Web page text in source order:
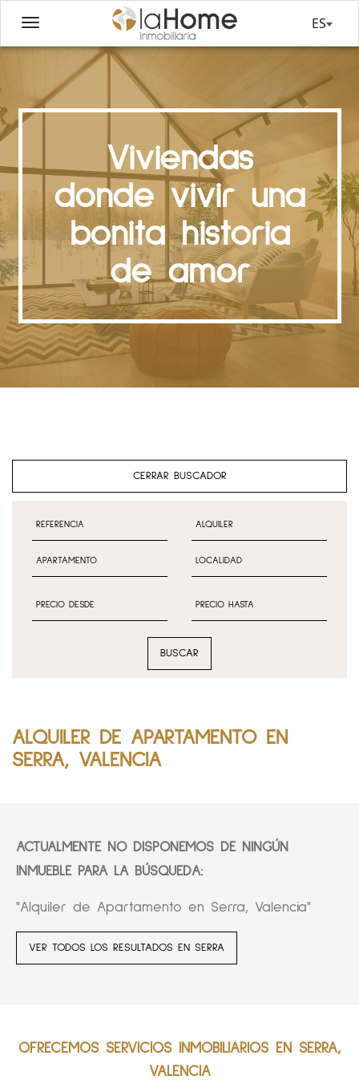
ES
Viviendas
donde vivir una
bonita historia
de amor
CERRAR BUSCADOR
BUSCAR
ALQUILER DE APARTAMENTO EN
SERRA, VALENCIA
ACTUALMENTE NO DISPONEMOS DE NINGÚN
INMUEBLE PARA LA BÚSQUEDA:
"Alquiler de Apartamento en Serra, Valencia"
VER TODOS LOS RESULTADOS EN SERRA
OFRECEMOS SERVICIOS INMOBILIARIOS EN SERRA,
VALENCIA